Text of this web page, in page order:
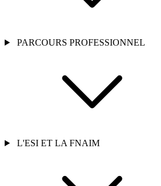
PARCOURS PROFESSIONNEL
L'ESI ET LA FNAIM